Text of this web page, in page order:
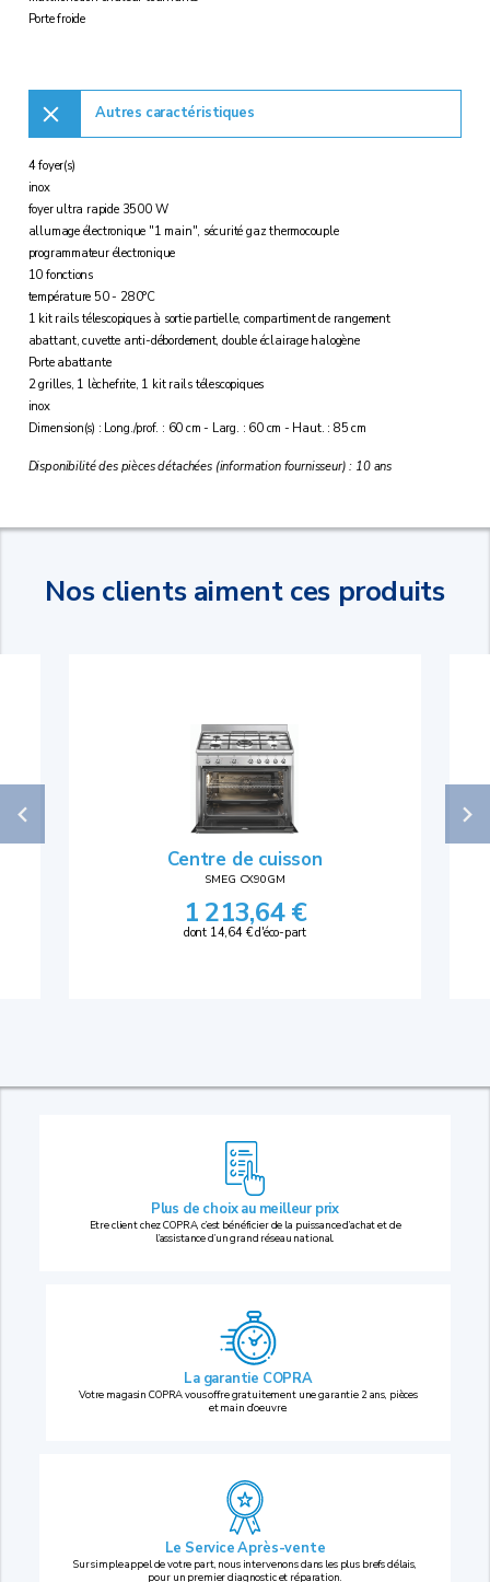
Porte froide
Autres caractéristiques
4 foyer(s)
inox
foyer ultra rapide 3500 W
allumage électronique "1 main", sécurité gaz thermocouple
programmateur électronique
10 fonctions
température 50 - 280°C
1 kit rails télescopiques à sortie partielle, compartiment de rangement
abattant, cuvette anti-débordement, double éclairage halogène
Porte abattante
2 grilles, 1 lèchefrite, 1 kit rails télescopiques
inox
Dimension(s) : Long./prof. : 60 cm - Larg. : 60 cm - Haut. : 85 cm
Disponibilité des pièces détachées (information fournisseur) : 10 ans
Nos clients aiment ces produits
Centre de cuisson
SMEG CX90GM
1 213,64 €
dont 14,64 € d'éco-part
Plus de choix au meilleur prix
Etre client chez COPRA, c’est bénéficier de la puissance d’achat et de
l’assistance d’un grand réseau national.
La garantie COPRA
Votre magasin COPRA vous offre gratuitement une garantie 2 ans, pièces
et main d’oeuvre.
Le Service Après-vente
Sur simple appel de votre part, nous intervenons dans les plus brefs délais,
pour un premier diagnostic et réparation.